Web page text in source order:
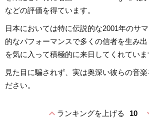
などの評価を得ています。
日本においては特に伝説的な2001年のサ
的なパフォーマンスで多くの信者を生み
を気に入って積極的に来日してくれていま
見た目に騙されず、実は奥深い彼らの音
ださい。
expand_lessランキングを上げる 10